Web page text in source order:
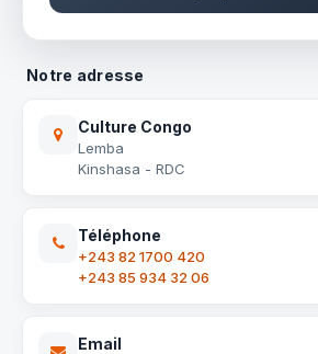
Notre adresse
Culture Congo
Lemba
Kinshasa - RDC
Téléphone
+243 82 1700 420
+243 85 934 32 06
Email